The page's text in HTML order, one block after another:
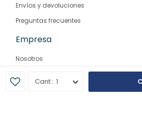
1
Envíos y devoluciones
Preguntas frecuentes
Empresa
Nosotros